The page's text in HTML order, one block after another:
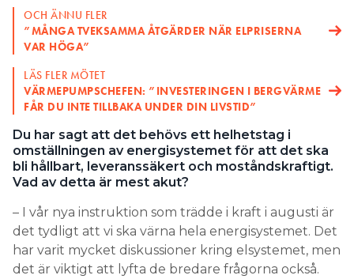
OCH ÄNNU FLER
”MÅNGA TVEKSAMMA ÅTGÄRDER NÄR ELPRISERNA
VAR HÖGA”
LÄS FLER MÖTET
VÄRMEPUMPSCHEFEN: ”INVESTERINGEN I BERGVÄRME
FÅR DU INTE TILLBAKA UNDER DIN LIVSTID”
Du har sagt att det behövs ett helhetstag i
omställningen av energisystemet för att det ska
bli hållbart, leveranssäkert och moståndskraftigt.
Vad av detta är mest akut?
– I vår nya instruktion som trädde i kraft i augusti är
det tydligt att vi ska värna hela energisystemet. Det
har varit mycket diskussioner kring elsystemet, men
det är viktigt att lyfta de bredare frågorna också.